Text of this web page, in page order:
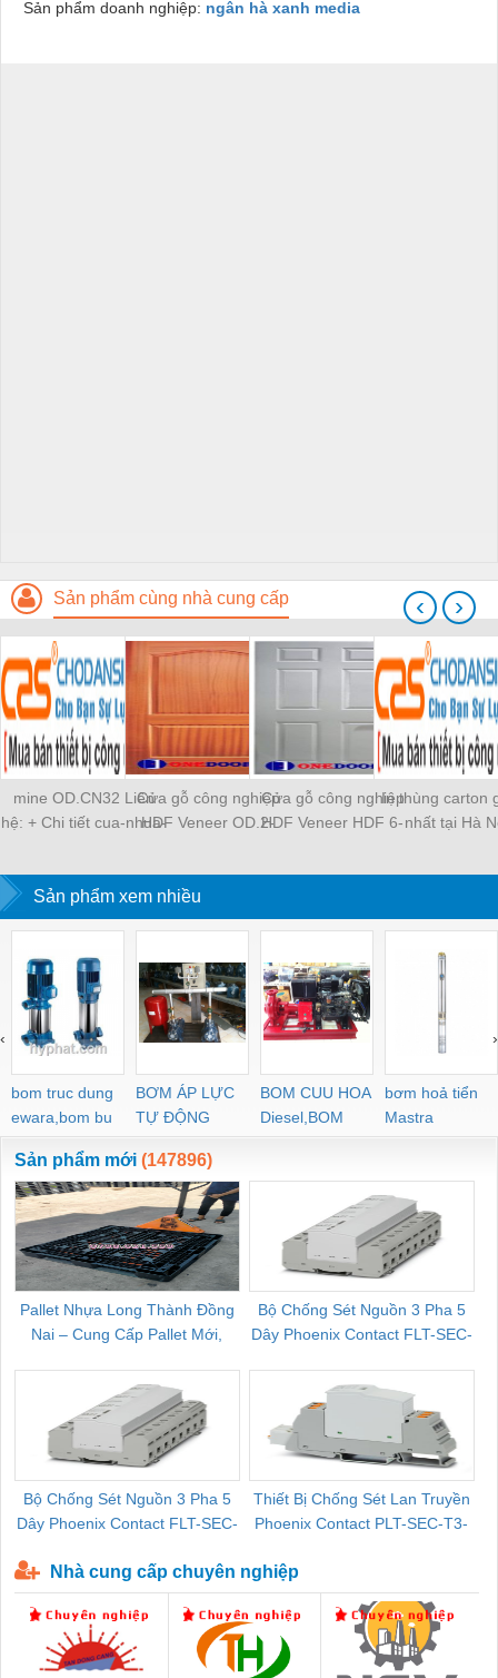
Sản phẩm doanh nghiệp: ngân hà xanh media
Sản phẩm cùng nhà cung cấp
mine OD.CN32 Liên
hệ: + Chi tiết cua-nhua-
Melamine-ODCửa
nhựa công nghiệp MDF
Melamine OD. M2C
công nghiệp MDF
Melamine OD. M2C
Cửa gỗ công nghiệp
HDF Veneer OD.2-
Cửa gỗ công nghiệp
HDF Veneer HDF 6-
In thùng carton
nhất tại Hà
‹ ›
Sản phẩm xem nhiều
bom truc dung
ewara,bom bu
ewara
BƠM ÁP LỰC
TỰ ĐỘNG
BOM CUU HOA
Diesel,BOM
CHUA CHAY
bơm hoả tiển
Mastra
‹ ›
Sản phẩm mới (147896)
Pallet Nhựa Long Thành Đồng
Nai – Cung Cấp Pallet Mới,
Bộ Chống Sét Nguồn 3 Pha 5
Dây Phoenix Contact FLT-SEC-
Bộ Chống Sét Nguồn 3 Pha 5
Dây Phoenix Contact FLT-SEC-
Thiết Bị Chống Sét Lan Truyền
Phoenix Contact PLT-SEC-T3-
Nhà cung cấp chuyên nghiệp